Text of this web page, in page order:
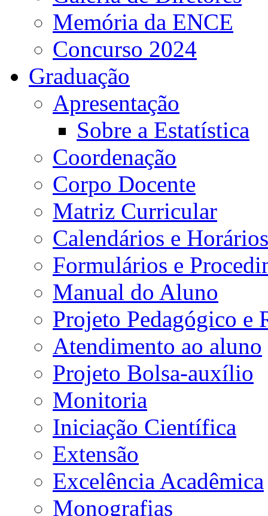
Memória da ENCE
Concurso 2024
Graduação
Apresentação
Sobre a Estatística
Coordenação
Corpo Docente
Matriz Curricular
Calendários e Horários
Formulários e
Manual do Aluno
Projeto Pedagógico e
Atendimento ao aluno
Projeto Bolsa-auxílio
Monitoria
Iniciação Científica
Extensão
Excelência Acadêmica
Monografias